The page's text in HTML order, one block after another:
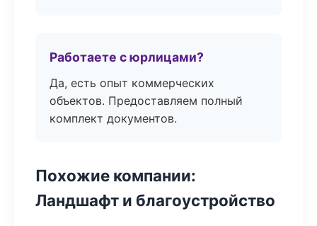
Работаете с юрлицами?
Да, есть опыт коммерческих
объектов. Предоставляем полный
комплект документов.
Похожие компании:
Ландшафт и благоустройство